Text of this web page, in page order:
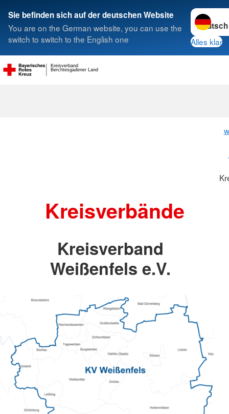
Sie befinden sich auf der deutschen Website
You are on the German website, you can use the
switch to switch to the English one
Sprache
Alles klar
Berchtesgadener Land
Kreisverband
Suche
Kreisverbände
Kreisverband
Weißenfels e.V.